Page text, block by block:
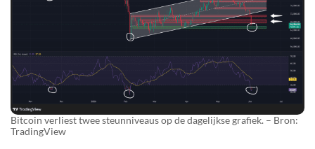
Bitcoin verliest twee steunniveaus op de dagelijkse grafiek. – Bron:
TradingView